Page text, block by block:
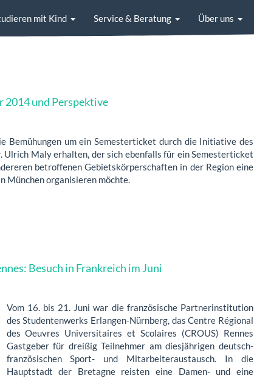
mit Kind Service & Beratung Über uns
2014 und Perspektive
Bemühungen um ein Semesterticket durch die Initiative des
Maly erhalten, der sich ebenfalls für ein Semesterticket
betroffenen Gebietskörperschaften in der Region eine
München organisieren möchte.
Besuch in Frankreich im Juni
Vom 16. bis 21. Juni war die französische Partnerinstitution
des Studentenwerks Erlangen-Nürnberg, das Centre Régional
des Oeuvres Universitaires et Scolaires (CROUS) Rennes
Gastgeber für dreißig Teilnehmer am diesjährigen deutsch-
französischen Sport- und Mitarbeiteraustausch. In die
Hauptstadt der Bretagne reisten eine Damen- und eine